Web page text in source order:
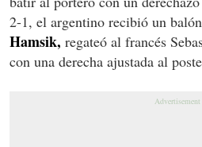
2-1, el argentino recibió un
Hamsik, regateó al francés
con una derecha ajustada al